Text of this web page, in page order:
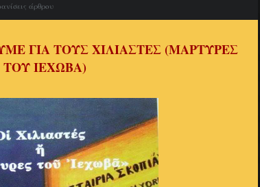
άρθρου
ΓΙΑ ΤΟΥΣ ΧΙΛΙΑΣΤΕΣ (ΜΑΡΤΥΡΕΣ
ΤΟΥ ΙΕΧΩΒΑ)